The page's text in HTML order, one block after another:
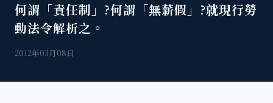
何謂「責任制」?何謂「無薪假」?就現行勞
動法令解析之。
2012年03月08日